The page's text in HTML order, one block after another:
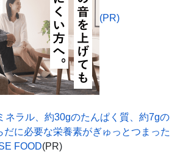
(PR)
ネラル、約30gのたんぱく質、約7gの
だに必要な栄養素がぎゅっとつまった
FOOD(PR)